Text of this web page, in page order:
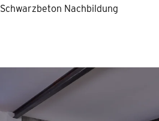
Schwarzbeton Nachbildung